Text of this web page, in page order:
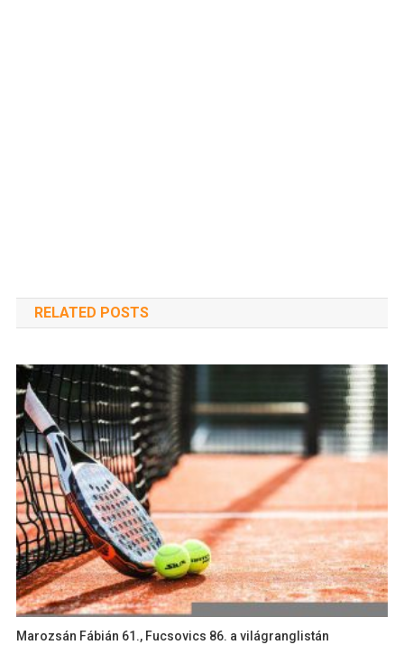
RELATED POSTS
Marozsán Fábián 61., Fucsovics 86. a világranglistán